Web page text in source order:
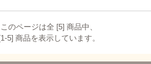
このページは全 [5] 商品中、
5] 商品を表示しています。